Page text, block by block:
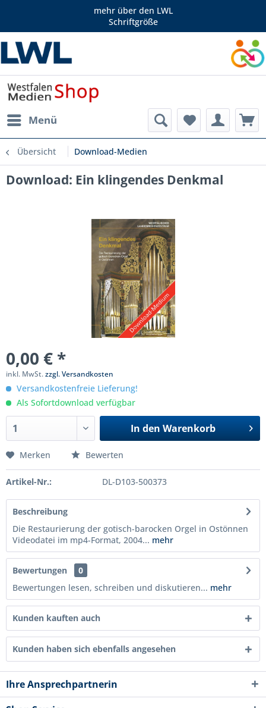
mehr über den LWL
Schriftgröße
Menü
Übersicht Download-Medien
Download: Ein klingendes Denkmal
0,00 € *
inkl. MwSt.zzgl. Versandkosten
Versandkostenfreie Lieferung!
Als Sofortdownload verfügbar
In den Warenkorb
Merken Bewerten
Artikel-Nr.: DL-D103-500373
Beschreibung
Die Restaurierung der gotisch-barocken Orgel in Ostönnen
Videodatei im mp4-Format, 2004... mehr
Bewertungen
0
Bewertungen lesen, schreiben und diskutieren... mehr
Kunden kauften auch
Kunden haben sich ebenfalls angesehen
Ihre Ansprechpartnerin